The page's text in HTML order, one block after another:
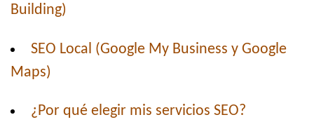
Building)
SEO Local (Google My Business y Google
Maps)
¿Por qué elegir mis servicios SEO?